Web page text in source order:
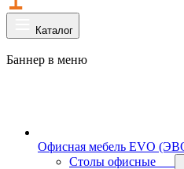
Каталог
Баннер в меню
Офисная мебель EVO
Cтолы офисные